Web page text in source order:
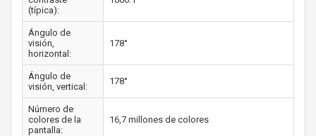
(típica):
Ángulo de
visión,
horizontal:
178°
Ángulo de
visión, vertical:
178°
Número de
colores de la
pantalla:
16,7 millones de colores